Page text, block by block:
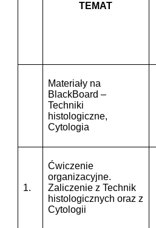
TEMAT
Materiały na
BlackBoard –
Techniki
histologiczne,
Cytologia
1.
Ćwiczenie
organizacyjne.
Zaliczenie z Technik
histologicznych oraz z
Cytologii